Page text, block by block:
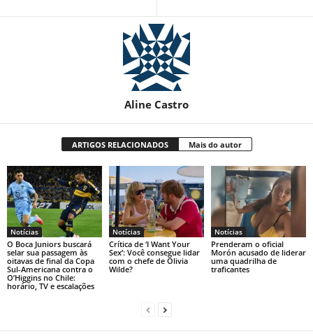
Aline Castro
ARTIGOS RELACIONADOS Mais do autor
Notícias
O Boca Juniors buscará
selar sua passagem às
oitavas de final da Copa
Sul-Americana contra o
O’Higgins no Chile:
horário, TV e escalações
Notícias
Crítica de ‘I Want Your
Sex’: Você consegue lidar
com o chefe de Olivia
Wilde?
Notícias
Prenderam o oficial
Morón acusado de liderar
uma quadrilha de
traficantes